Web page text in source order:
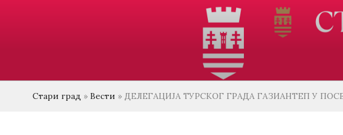
Стари град » Вести » ДЕЛЕГАЦИЈА ТУРСКОГ ГРАДА ГАЗИАНТЕП У